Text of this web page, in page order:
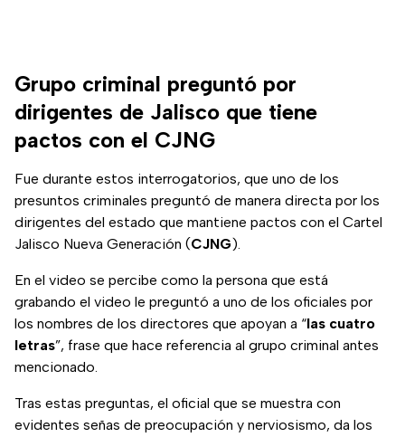
Grupo criminal preguntó por
dirigentes de Jalisco que tiene
pactos con el CJNG
Fue durante estos interrogatorios, que uno de los
presuntos criminales preguntó de manera directa por los
dirigentes del estado que mantiene pactos con el Cartel
Jalisco Nueva Generación (CJNG).
En el video se percibe como la persona que está
grabando el video le preguntó a uno de los oficiales por
los nombres de los directores que apoyan a “las cuatro
letras”, frase que hace referencia al grupo criminal antes
mencionado.
Tras estas preguntas, el oficial que se muestra con
evidentes señas de preocupación y nerviosismo, da los